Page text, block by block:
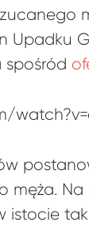
spośród
męża.
istocie tak